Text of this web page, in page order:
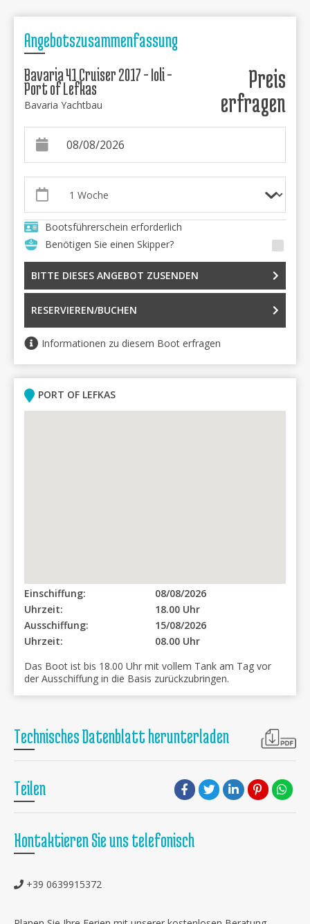
Angebotszusammenfassung
Bavaria 41 Cruiser 2017 - Ioli -
Port of Lefkas
Bavaria Yachtbau
Preis
erfragen
Bootsführerschein erforderlich
Benötigen Sie einen Skipper?
BITTE DIESES ANGEBOT ZUSENDEN
RESERVIEREN/BUCHEN
Informationen zu diesem Boot erfragen
PORT OF LEFKAS
Einschiffung:
08/08/2026
Uhrzeit:
18.00 Uhr
Ausschiffung:
15/08/2026
Uhrzeit:
08.00 Uhr
Das Boot ist bis 18.00 Uhr mit vollem Tank am Tag vor
der Ausschiffung in die Basis zurückzubringen.
Technisches Datenblatt herunterladen
Teilen
Kontaktieren Sie uns telefonisch
+39 0639915372